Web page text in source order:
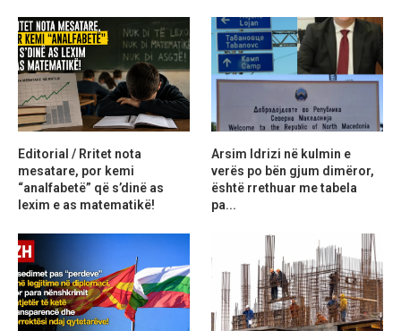
Editorial / Rritet nota
mesatare, por kemi
“analfabetë” që s’dinë as
lexim e as matematikë!
Arsim Idrizi në kulmin e
verës po bën gjum dimëror,
është rrethuar me tabela
pa...